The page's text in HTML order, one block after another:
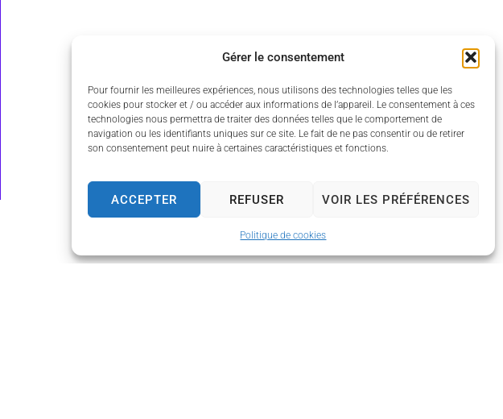
Gérer le consentement
Pour fournir les meilleures expériences, nous utilisons des technologies telles que les
cookies pour stocker et / ou accéder aux informations de l’appareil. Le consentement à ces
technologies nous permettra de traiter des données telles que le comportement de
navigation ou les identifiants uniques sur ce site. Le fait de ne pas consentir ou de retirer
son consentement peut nuire à certaines caractéristiques et fonctions.
ACCEPTER REFUSER VOIR LES PRÉFÉRENCES
Politique de cookies